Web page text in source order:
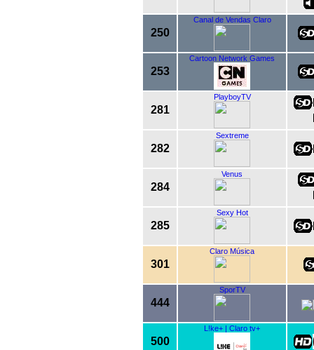
250
Canal de Vendas Claro
253
Cartoon Network Games
281
PlayboyTV
282
Sextreme
284
Venus
285
Sexy Hot
301
Claro Música
444
SporTV
500
L!ke+ | Claro tv+